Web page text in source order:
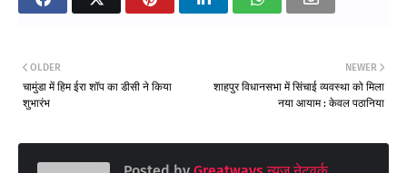
NEWER
शाहपुर विधानसभा में सिंचाई व्यवस्था को मिला
नया आयाम : केवल पठानिया
OLDER
चामुंडा में हिम ईरा शॉप का डीसी ने किया
शुभारंभ